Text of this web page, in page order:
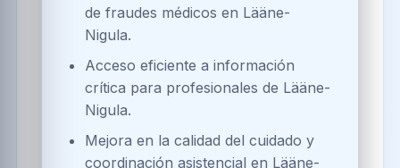
de fraudes médicos en Lääne-
Nigula.
Acceso eficiente a información
crítica para profesionales de Lääne-
Nigula.
Mejora en la calidad del cuidado y
coordinación asistencial en Lääne-